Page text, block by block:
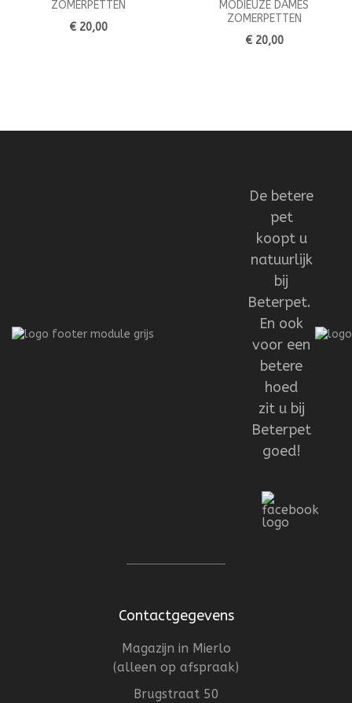
ZOMERPETTEN
€ 20,00
MODIEUZE DAMES
ZOMERPETTEN
€ 20,00
De betere
pet
koopt u
natuurlijk
bij
Beterpet.
En ook
voor een
betere
hoed
zit u bij
Beterpet
goed!
Contactgegevens
Magazijn in Mierlo
(alleen op afspraak)
Brugstraat 50